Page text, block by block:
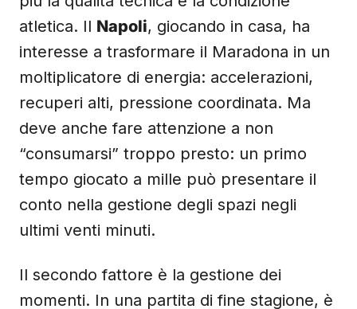
atletica. Il Napoli, giocando in casa, ha
interesse a trasformare il Maradona in un
moltiplicatore di energia: accelerazioni,
recuperi alti, pressione coordinata. Ma
deve anche fare attenzione a non
“consumarsi” troppo presto: un primo
tempo giocato a mille può presentare il
conto nella gestione degli spazi negli
ultimi venti minuti.
Il secondo fattore è la gestione dei
momenti. In una partita di fine stagione, è